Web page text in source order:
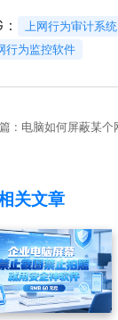
上网行为审计系统
行为监控软件
篇 : 电脑如何屏蔽某
关文章